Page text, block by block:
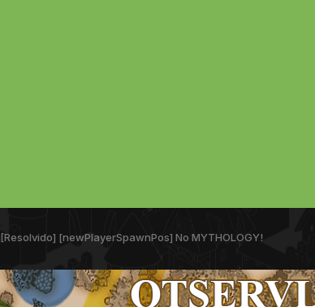
[Resolvido] [newPlayerSpawnPos] No MYTHOLOGY!